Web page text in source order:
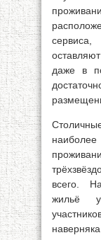
даже в
всего.
жильё у